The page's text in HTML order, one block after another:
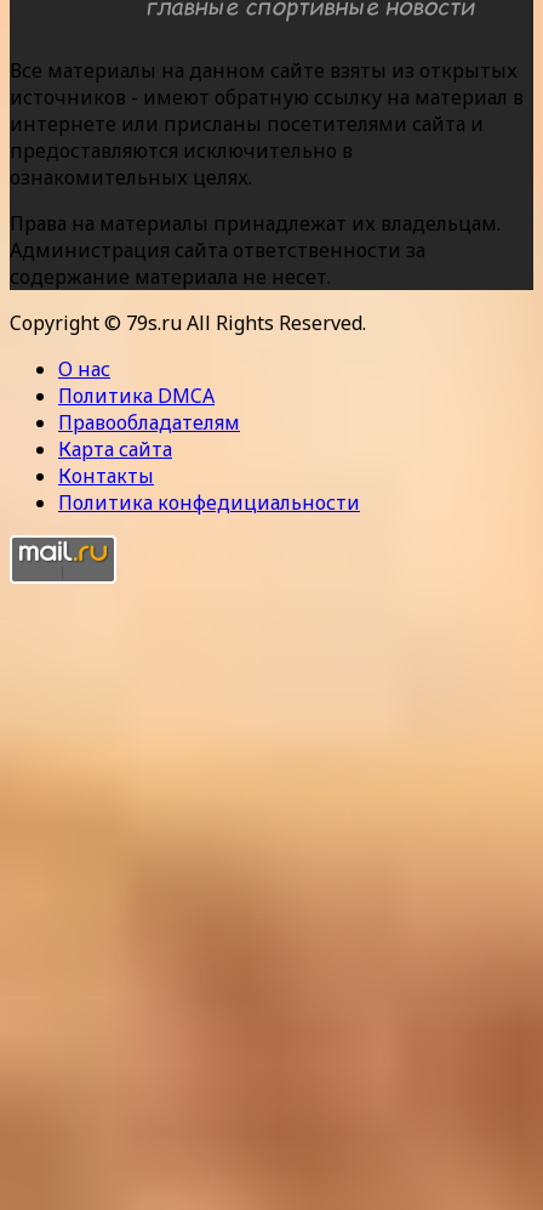
Все материалы на данном сайте взяты из открытых
источников - имеют обратную ссылку на материал в
интернете или присланы посетителями сайта и
предоставляются исключительно в
ознакомительных целях.
Права на материалы принадлежат их владельцам.
Администрация сайта ответственности за
содержание материала не несет.
Copyright © 79s.ru All Rights Reserved.
О нас
Политика DMCA
Правообладателям
Карта сайта
Контакты
Политика конфедициальности